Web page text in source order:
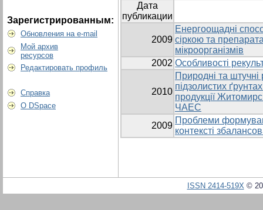
Зарегистрированным:
Обновления на e-mail
Мой архив
ресурсов
Редактировать профиль
Справка
О DSpace
Дата
публикации
2009
Енергоощадні
сіркою та
мікроорганізмів
2002 Особливості
2010
Природні та штучні
підзолистих
продукції
ЧАЕС
2009
Проблеми
контексті
ISSN 2414-519X©